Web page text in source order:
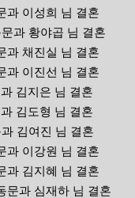
과 이성희 님 결혼
과 황야곱 님 결혼
과 채진실 님 결혼
과 이진선 님 결혼
김지은 님 결혼
김도형 님 결혼
김여진 님 결혼
과 이강원 님 결혼
과 김지혜 님 결혼
문과 심재하 님 결혼